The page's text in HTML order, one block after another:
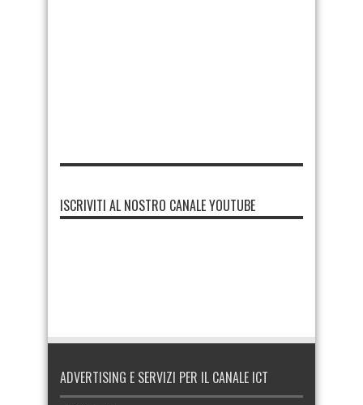
ISCRIVITI AL NOSTRO CANALE YOUTUBE
ADVERTISING E SERVIZI PER IL CANALE ICT